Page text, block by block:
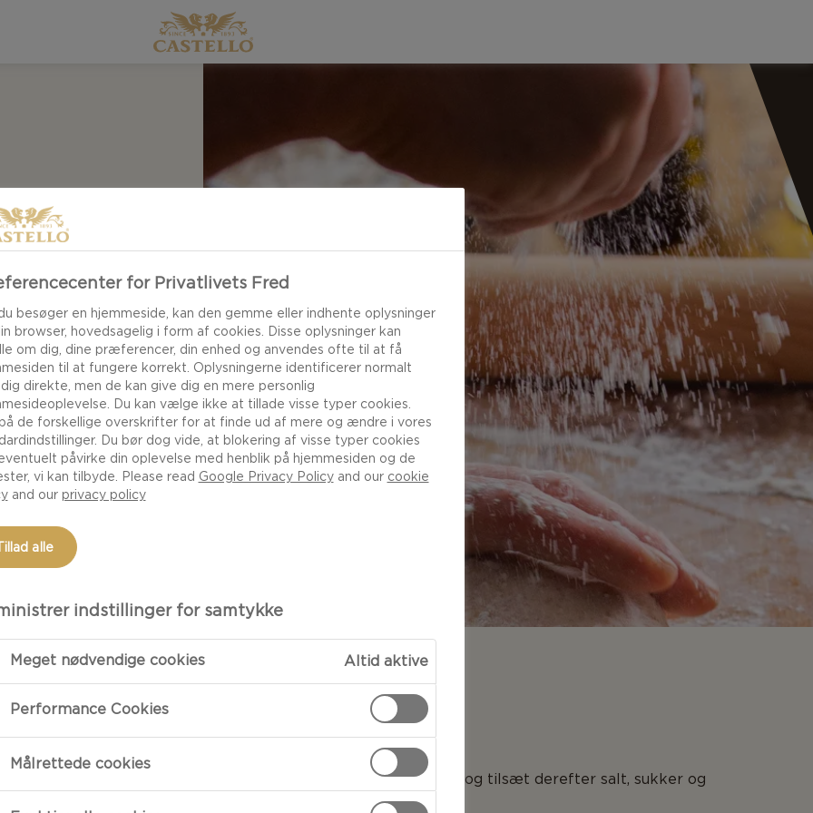
som tilfører
eller tyk, har
og udtryk.
bradepande,
smagsnuancer,
sværger
pizzabund,
vand, som gør
i de lokale
verden var
hurtigt at
blevet kongen af
– bunden.
TILBEREDNING
Opløs gæren i vandet, og tilsæt derefter salt, sukker og
for Privatlivets Fred
besøger en hjemmeside, kan den gemme eller indhente oplysninger
browser, hovedsagelig i form af cookies. Disse oplysninger kan
om dig, dine præferencer, din enhed og anvendes ofte til at få
til at fungere korrekt. Oplysningerne identificerer normalt
direkte, men de kan give dig en mere personlig
Du kan vælge ikke at tillade visse typer cookies.
de forskellige overskrifter for at finde ud af mere og ændre i vores
Du bør dog vide, at blokering af visse typer cookies
påvirke din oplevelse med henblik på hjemmesiden og de
vi kan tilbyde. Please read Google Privacy Policyand our cookie
and our privacy policy
alle
indstillinger for samtykke
Meget nødvendige cookies Altid aktive
Performance Cookies
Målrettede cookies